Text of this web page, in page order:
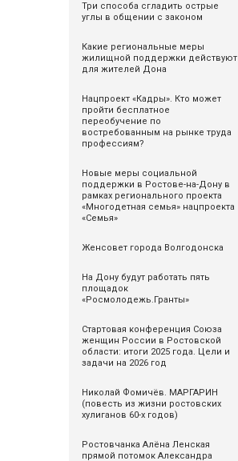
Три способа сгладить острые
углы в общении с законом
Какие региональные меры
жилищной поддержки действуют
для жителей Дона
Нацпроект «Кадры». Кто может
пройти бесплатное
переобучение по
востребованным на рынке труда
профессиям?
Новые меры социальной
поддержки в Ростове-на-Дону в
рамках регионального проекта
«Многодетная семья» нацпроекта
«Семья»
Женсовет города Волгодонска
На Дону будут работать пять
площадок
«Росмолодежь.Гранты»
Стартовая конференция Союза
женщин России в Ростовской
области: итоги 2025 года. Цели и
задачи на 2026 год
Николай Фомичёв. МАРГАРИН
(повесть из жизни ростовских
хулиганов 60-х годов)
Ростовчанка Алёна Ленская
прямой потомок Александра